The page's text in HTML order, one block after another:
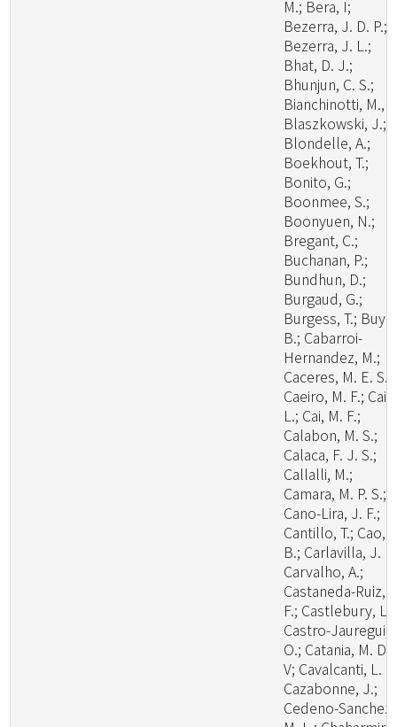
M.; Bera, I;
Bezerra, J. D. P.;
Bezerra, J. L.;
Bhat, D. J.;
Bhunjun, C. S.;
Bianchinotti, M.,
Blaszkowski, J.;
Blondelle, A.;
Boekhout, T.;
Bonito, G.;
Boonmee, S.;
Boonyuen, N.;
Bregant, C.;
Buchanan, P.;
Bundhun, D.;
Burgaud, G.;
Burgess, T.;
B.; Cabarroi-
Hernandez, M.;
Caceres, M. E. S.;
Caeiro, M. F.; Cai,
L.; Cai, M. F.;
Calabon, M. S.;
Calaca, F. J. S.;
Callalli, M.;
Camara, M. P. S.;
Cano-Lira, J. F.;
Cantillo, T.; Cao,
B.; Carlavilla, J.
Carvalho, A.;
Castaneda-Ruiz,
F.; Castlebury, L.;
Castro-Jauregui,
O.; Catania, M. D.,
V; Cavalcanti, L.
Cazabonne, J.;
Cedeno-Sanchez,